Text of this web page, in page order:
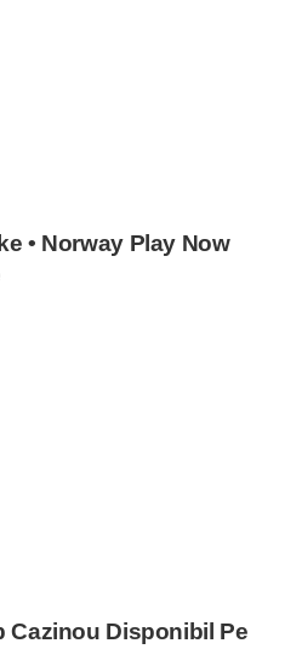
• Norway Play Now
Cazinou Disponibil Pe